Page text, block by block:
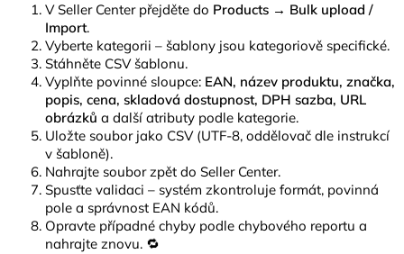
V Seller Center přejděte do Products → Bulk upload /
Import.
Vyberte kategorii – šablony jsou kategoriově specifické.
Stáhněte CSV šablonu.
Vyplňte povinné sloupce: EAN, název produktu, značka,
popis, cena, skladová dostupnost, DPH sazba, URL
obrázků a další atributy podle kategorie.
Uložte soubor jako CSV (UTF-8, oddělovač dle instrukcí
v šabloně).
Nahrajte soubor zpět do Seller Center.
Spusťte validaci – systém zkontroluje formát, povinná
pole a správnost EAN kódů.
Opravte případné chyby podle chybového reportu a
nahrajte znovu. 🔁